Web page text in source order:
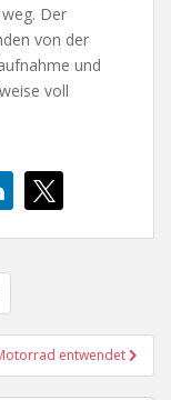
Der
von der
und
voll
entwendet